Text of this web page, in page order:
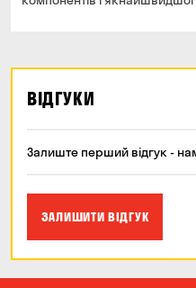
ВІДГУКИ
Залиште перший відгук -
ЗАЛИШИТИ ВІДГУК